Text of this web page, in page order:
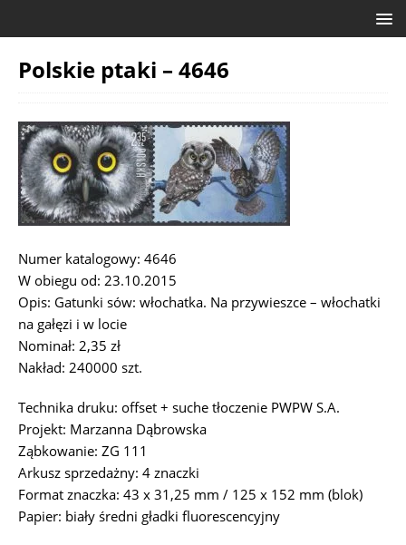
Polskie ptaki – 4646
Numer katalogowy: 4646
W obiegu od: 23.10.2015
Opis: Gatunki sów: włochatka. Na przywieszce – włochatki
na gałęzi i w locie
Nominał: 2,35 zł
Nakład: 240000 szt.
Technika druku: offset + suche tłoczenie PWPW S.A.
Projekt: Marzanna Dąbrowska
Ząbkowanie: ZG 111
Arkusz sprzedażny: 4 znaczki
Format znaczka: 43 x 31,25 mm / 125 x 152 mm (blok)
Papier: biały średni gładki fluorescencyjny